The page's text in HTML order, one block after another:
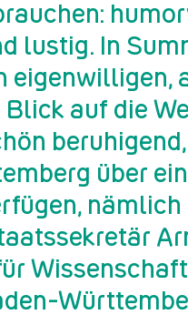
lustig. In
eigenwilligen,
auf die
über
nämlich